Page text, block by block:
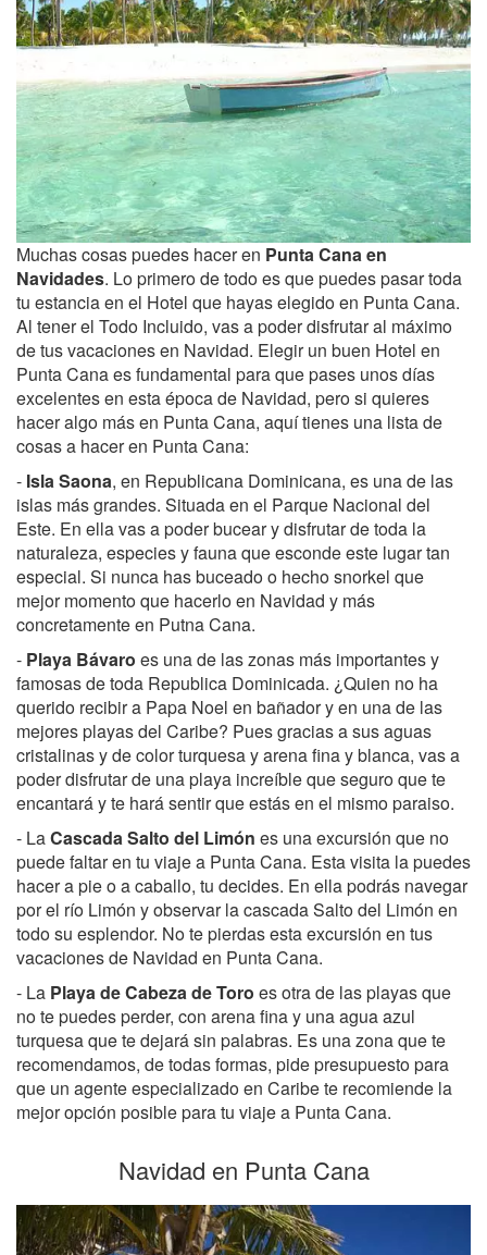
Muchas cosas puedes hacer en Punta Cana en
Navidades. Lo primero de todo es que puedes pasar toda
tu estancia en el Hotel que hayas elegido en Punta Cana.
Al tener el Todo Incluido, vas a poder disfrutar al máximo
de tus vacaciones en Navidad. Elegir un buen Hotel en
Punta Cana es fundamental para que pases unos días
excelentes en esta época de Navidad, pero si quieres
hacer algo más en Punta Cana, aquí tienes una lista de
cosas a hacer en Punta Cana:
- Isla Saona, en Republicana Dominicana, es una de las
islas más grandes. Situada en el Parque Nacional del
Este. En ella vas a poder bucear y disfrutar de toda la
naturaleza, especies y fauna que esconde este lugar tan
especial. Si nunca has buceado o hecho snorkel que
mejor momento que hacerlo en Navidad y más
concretamente en Putna Cana.
- Playa Bávaro es una de las zonas más importantes y
famosas de toda Republica Dominicada. ¿Quien no ha
querido recibir a Papa Noel en bañador y en una de las
mejores playas del Caribe? Pues gracias a sus aguas
cristalinas y de color turquesa y arena fina y blanca, vas a
poder disfrutar de una playa increíble que seguro que te
encantará y te hará sentir que estás en el mismo paraiso.
- LaCascada Salto del Limón es una excursión que no
puede faltar en tu viaje a Punta Cana. Esta visita la puedes
hacer a pie o a caballo, tu decides. En ella podrás navegar
por el río Limón y observar la cascada Salto del Limón en
todo su esplendor. No te pierdas esta excursión en tus
vacaciones de Navidad en Punta Cana.
- La Playa de Cabeza de Toro es otra de las playas que
no te puedes perder, con arena fina y una agua azul
turquesa que te dejará sin palabras. Es una zona que te
recomendamos, de todas formas, pide presupuesto para
que un agente especializado en Caribe te recomiende la
mejor opción posible para tu viaje a Punta Cana.
Navidad en Punta Cana